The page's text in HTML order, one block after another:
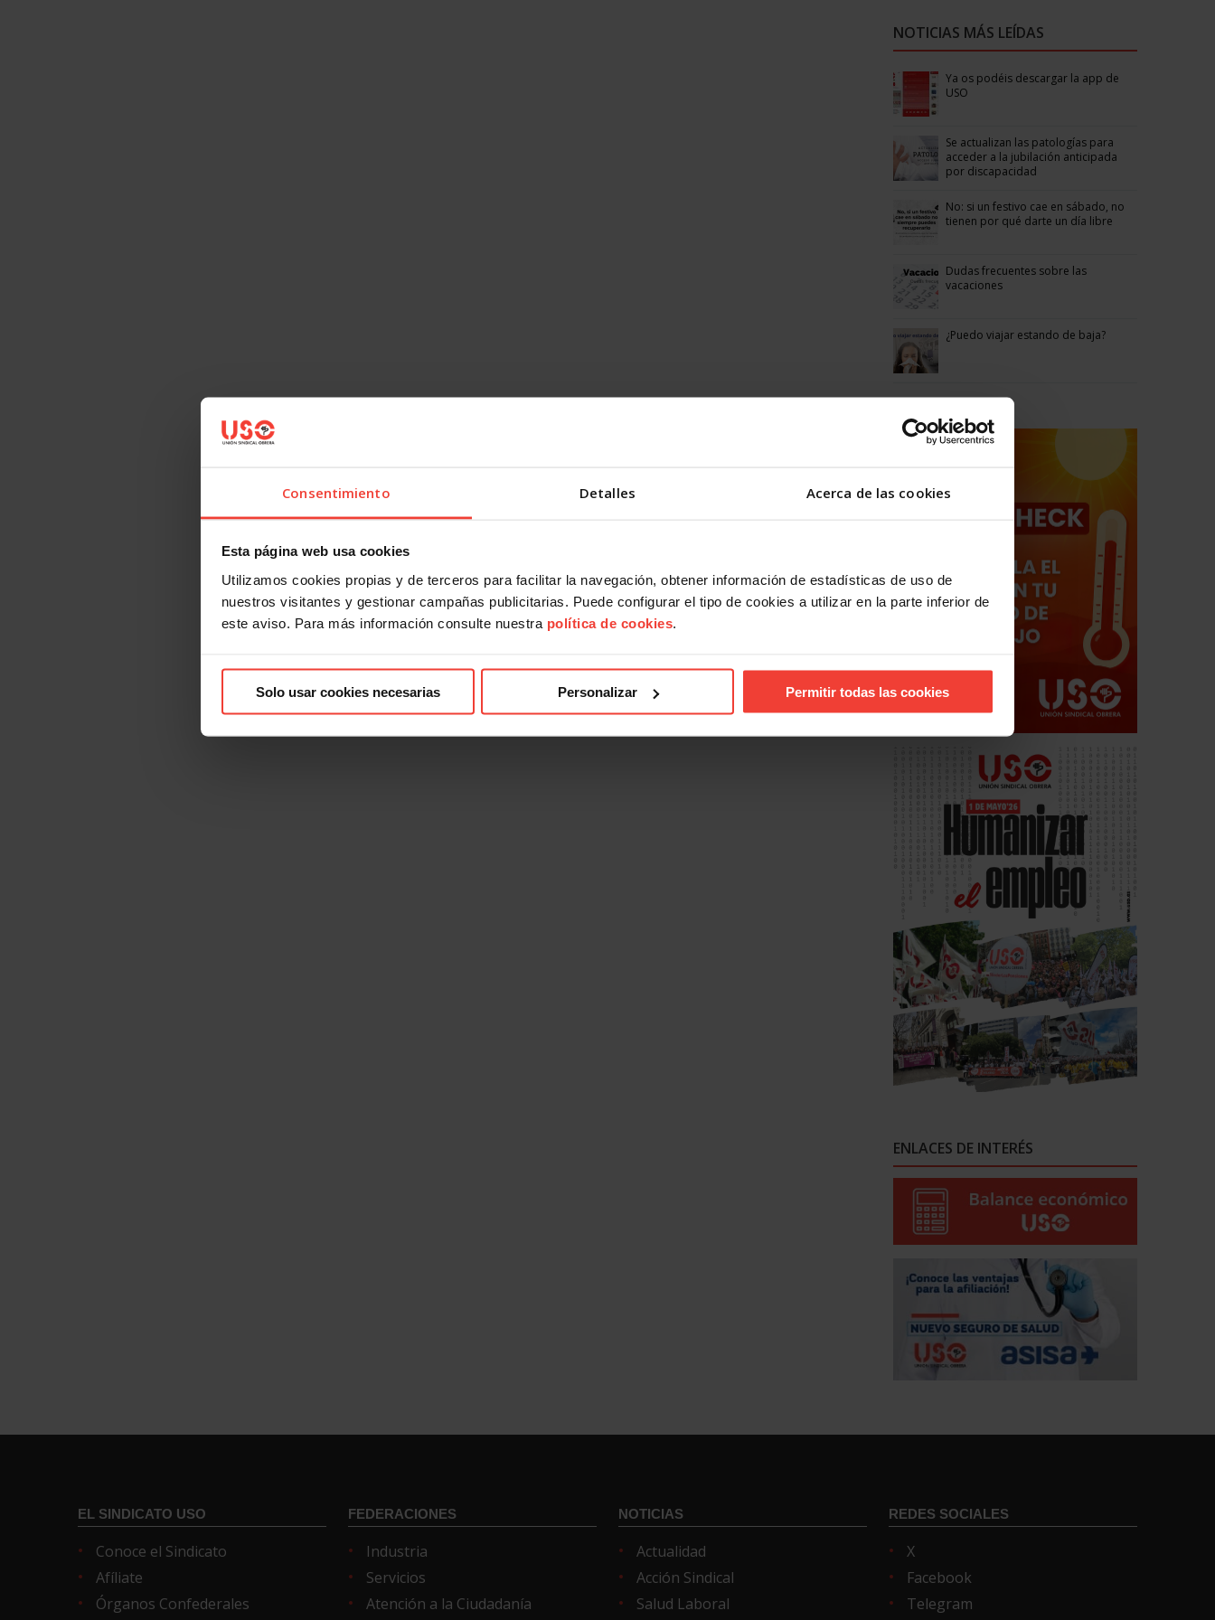
Consentimiento Detalles Acerca de las cookies
Esta página web usa cookies
Utilizamos cookies propias y de terceros para facilitar la navegación, obtener información de estadísticas de uso de
nuestros visitantes y gestionar campañas publicitarias. Puede configurar el tipo de cookies a utilizar en la parte inferior de
este aviso. Para más información consulte nuestra política de cookies.
Solo usar cookies necesarias Personalizar Permitir todas las cookies
NOTICIAS MÁS LEÍDAS
Ya os podéis descargar la app de
USO
Se actualizan las patologías para
acceder a la jubilación anticipada
por discapacidad
No: si un festivo cae en sábado, no
tienen por qué darte un día libre
Dudas frecuentes sobre las
vacaciones
¿Puedo viajar estando de baja?
ENLACES DE INTERÉS
EL SINDICATO USO
Conoce el Sindicato
Afíliate
Órganos Confederales
FEDERACIONES
Industria
Servicios
Atención a la Ciudadanía
NOTICIAS
Actualidad
Acción Sindical
Salud Laboral
REDES SOCIALES
X
Facebook
Telegram